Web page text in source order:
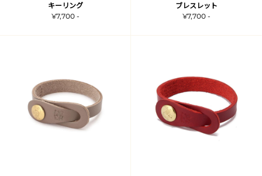
キーリング
¥7,700 -
ブレスレット
¥7,700 -